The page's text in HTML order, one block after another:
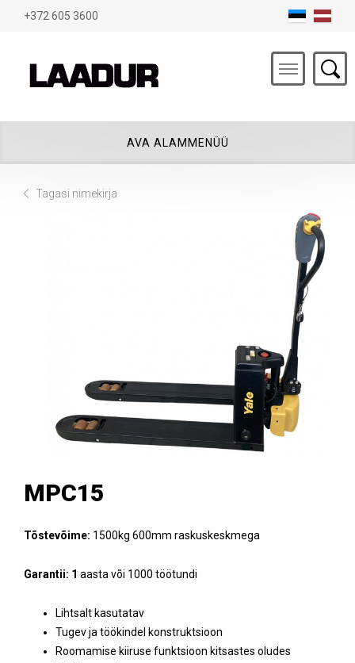
+372 605 3600
ALAMMENÜÜ
Tagasi nimekirja
MPC15
Tõstevõime: 1500kg 600mm raskuskeskmega
Garantii: 1 aasta või 1000 töötundi
Lihtsalt kasutatav
Tugev ja töökindel konstruktsioon
Roomamise kiiruse funktsioon kitsastes oludes